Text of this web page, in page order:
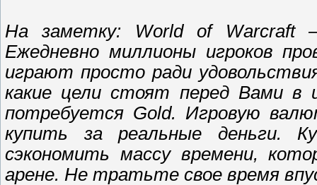
На заметку: World of Warcraft
Ежедневно миллионы игроков
играют просто ради
какие цели стоят перед Вами в
потребуется Gold. Игровую
купить за реальные деньги.
сэкономить массу времени,
арене. Не тратьте свое время